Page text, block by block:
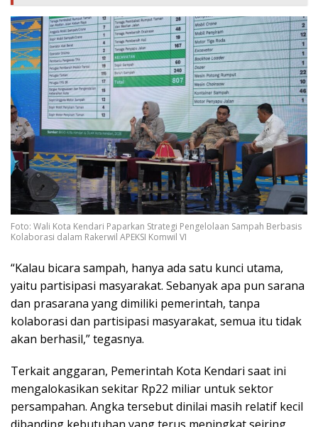
Foto: Wali Kota Kendari Paparkan Strategi Pengelolaan Sampah Berbasis
Kolaborasi dalam Rakerwil APEKSI Komwil VI
“Kalau bicara sampah, hanya ada satu kunci utama,
yaitu partisipasi masyarakat. Sebanyak apa pun sarana
dan prasarana yang dimiliki pemerintah, tanpa
kolaborasi dan partisipasi masyarakat, semua itu tidak
akan berhasil,” tegasnya.
Terkait anggaran, Pemerintah Kota Kendari saat ini
mengalokasikan sekitar Rp22 miliar untuk sektor
persampahan. Angka tersebut dinilai masih relatif kecil